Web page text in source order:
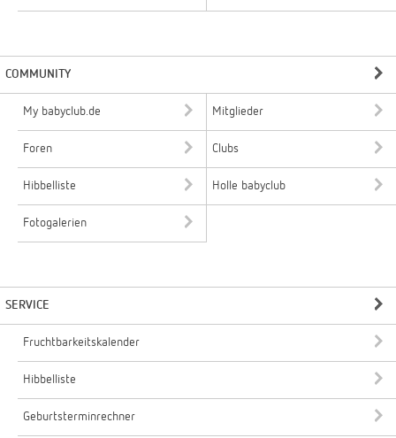
COMMUNITY
My babyclub.de Mitglieder
Foren Clubs
Hibbelliste Holle babyclub
Fotogalerien
SERVICE
Fruchtbarkeitskalender
Hibbelliste
Geburtsterminrechner